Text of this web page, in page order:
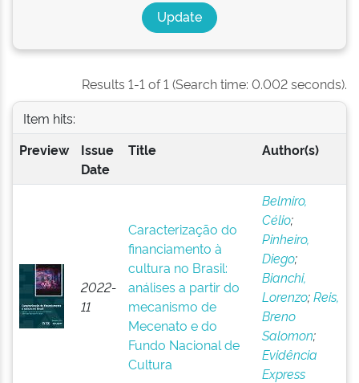
Results 1-1 of 1 (Search time: 0.002 seconds).
Item hits:
Preview
Issue
Date
Title Author(s)
2022-
11
Caracterização do
financiamento à
cultura no Brasil:
análises a partir do
mecanismo de
Mecenato e do
Fundo Nacional de
Cultura
Belmiro,
Célio;
Pinheiro,
Diego;
Bianchi,
Lorenzo;Reis,
Breno
Salomon;
Evidência
Express